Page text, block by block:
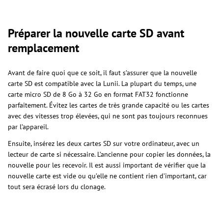
Préparer la nouvelle carte SD avant
remplacement
Avant de faire quoi que ce soit, il faut s’assurer que la nouvelle
carte SD est compatible avec la Lunii. La plupart du temps, une
carte micro SD de 8 Go à 32 Go en format FAT32 fonctionne
parfaitement. Évitez les cartes de très grande capacité ou les cartes
avec des vitesses trop élevées, qui ne sont pas toujours reconnues
par l’appareil.
Ensuite, insérez les deux cartes SD sur votre ordinateur, avec un
lecteur de carte si nécessaire. L’ancienne pour copier les données, la
nouvelle pour les recevoir. Il est aussi important de vérifier que la
nouvelle carte est vide ou qu’elle ne contient rien d’important, car
tout sera écrasé lors du clonage.